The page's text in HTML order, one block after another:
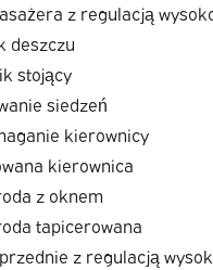
z regulacją
deszczu
stojący
siedzeń
kierownicy
kierownica
z oknem
tapicerowana
z regulacją